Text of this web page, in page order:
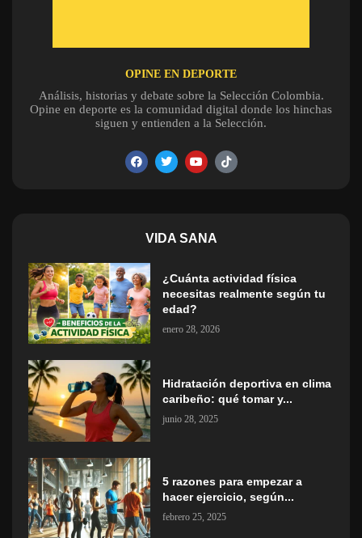
OPINE EN DEPORTE
Análisis, historias y debate sobre la Selección Colombia.
Opine en deporte es la comunidad digital donde los hinchas
siguen y entienden a la Selección.
VIDA SANA
¿Cuánta actividad física
necesitas realmente según tu
edad?
enero 28, 2026
Hidratación deportiva en clima
caribeño: qué tomar y...
junio 28, 2025
5 razones para empezar a
hacer ejercicio, según...
febrero 25, 2025